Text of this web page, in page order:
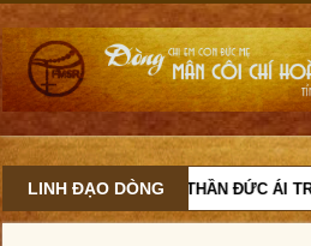
LINH ĐẠO DÒNG
VỚI TINH THẦN ĐỨC ÁI TRỌN